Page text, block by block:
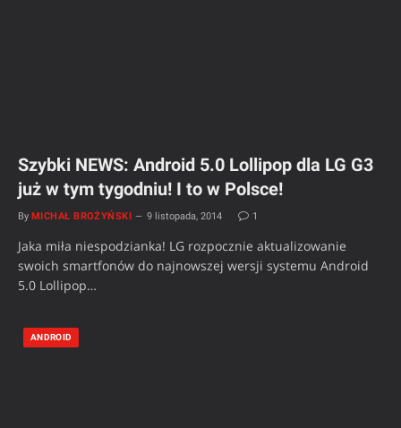
Szybki NEWS: Android 5.0 Lollipop dla LG G3
już w tym tygodniu! I to w Polsce!
By MICHAŁ BROŻYŃSKI 9 listopada, 2014 1
Jaka miła niespodzianka! LG rozpocznie aktualizowanie
swoich smartfonów do najnowszej wersji systemu Android
5.0 Lollipop…
ANDROID